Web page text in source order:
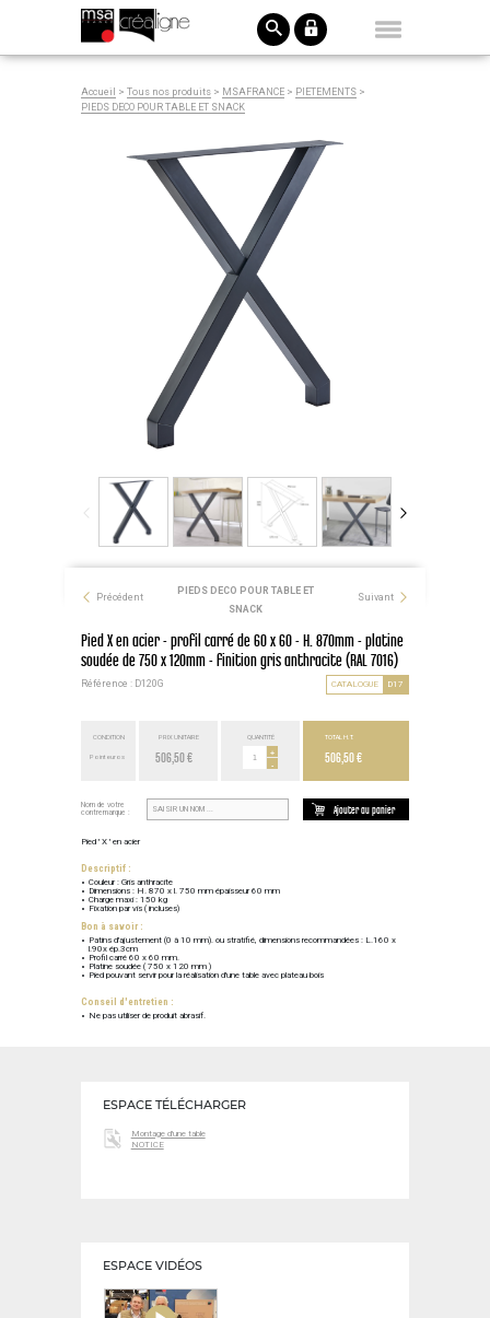
Accueil > Tous nos produits > MSAFRANCE > PIETEMENTS >
PIEDS DECO POUR TABLE ET SNACK
Précédent
PIEDS DECO POUR TABLE ET
SNACK
Suivant
Pied X en acier - profil carré de 60 x 60 - H. 870mm - platine
soudée de 750 x 120mm - finition gris anthracite (RAL 7016)
Référence : D120G CATALOGUE D17
CONDITION
Point euros
PRIX UNITAIRE
506,50 €
QUANTITÉ
+
-
TOTAL H.T.
506,50 €
Nom de votre
contremarque :
Ajouter au panier
Pied ' X ' en acier
Descriptif :
Couleur : Gris anthracite
Dimensions : H. 870 x l. 750 mm épaisseur 60 mm
Charge maxi : 150 kg
Fixation par vis ( incluses)
Bon à savoir :
Patins d'ajustement (0 à 10 mm). ou stratifié, dimensions recommandées : L.160 x
l.90x ép.3cm
Profil carré 60 x 60 mm.
Platine soudée ( 750 x 120 mm )
Pied pouvant servir pour la réalisation d'une table avec plateau bois
Conseil d'entretien :
Ne pas utiliser de produit abrasif.
ESPACE TÉLÉCHARGER
Montage d'une table
NOTICE
ESPACE VIDÉOS